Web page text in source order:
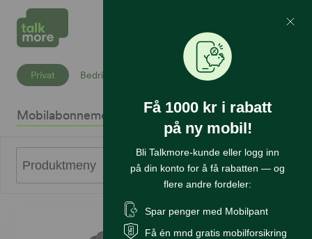
Mine Sider
Privat Bedrift
Mobilabonnement Mobiltelefoner InternettSikkerhet
Produktmeny
Få 1000 kr i rabatt
på ny mobil!
Bli Talkmore-kunde eller logg inn
på din konto for å få rabatten — og
flere andre fordeler:
Spar penger med Mobilpant
Få én mnd gratis mobilforsikring